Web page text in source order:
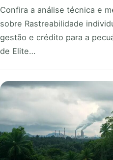
Confira a análise técnica e
sobre Rastreabilidade
gestão e crédito para a
de Elite…